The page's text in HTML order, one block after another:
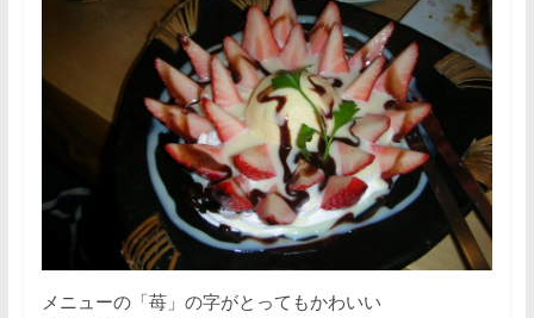
メニューの「苺」の字がとってもかわいい